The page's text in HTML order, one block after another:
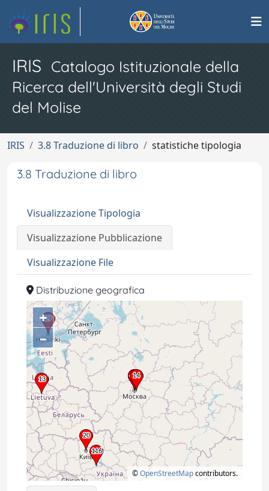
IRIS Catalogo Istituzionale della
Ricerca dell'Università degli Studi
del Molise
IRIS 3.8 Traduzione di libro statistiche tipologia
3.8 Traduzione di libro
Visualizzazione Tipologia
Visualizzazione Pubblicazione
Visualizzazione File
Distribuzione geografica
+
–
©OpenStreetMapcontributors.